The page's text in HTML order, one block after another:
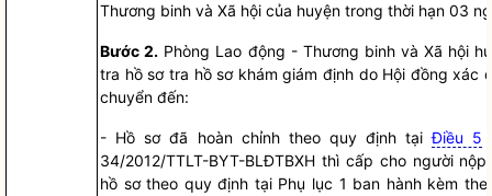
Thương binh và Xã hội của huyện trong thời hạn 03
Bước 2. Phòng Lao động - Thương binh và Xã hội
tra hồ sơtra hồ sơkhám giám định do Hội đồng xác
chuyển đến:
- Hồ sơđã hoàn chỉnh theo quy định tạiĐiều 5
34/2012/TTLT-BYT-BLĐTBXH thì cấp cho người
hồ sơtheo quy định tại Phụ lục 1 ban hành kèm